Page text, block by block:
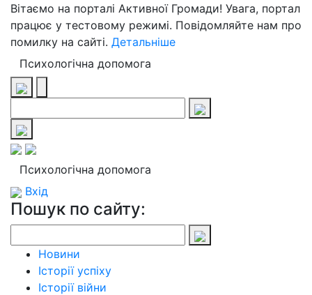
Вітаємо на порталі Активної Громади! Увага, портал
працює у тестовому режимі. Повідомляйте нам про
помилку на сайті. Детальніше
Психологічна допомога
Психологічна допомога
Вхід
Пошук по сайту:
Новини
Історії успіху
Історії війни